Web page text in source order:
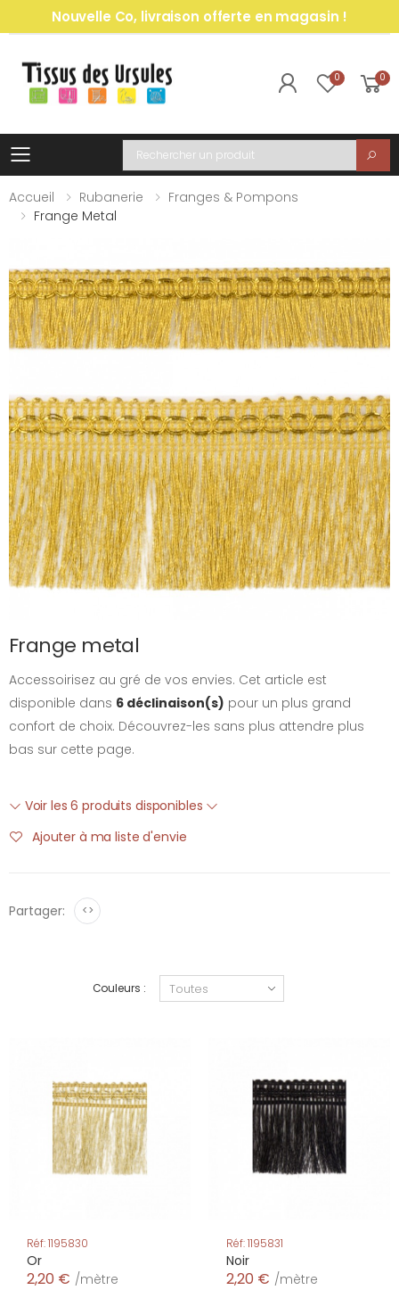
Nouvelle Co, livraison offerte en magasin !
0 0
Toggle mobile menu
Recherche
Accueil
Rubanerie
Franges & Pompons
Frange Metal
Frange metal
Accessoirisez au gré de vos envies. Cet article est
disponible dans 6 déclinaison(s) pour un plus grand
confort de choix. Découvrez-les sans plus attendre plus
bas sur cette page.
Voir les 6 produits disponibles
Ajouter à ma liste d'envie
Partager: <>
Couleurs :
Réf: 1195830
Or
2,20 € /mètre
Réf: 1195831
Noir
2,20 € /mètre